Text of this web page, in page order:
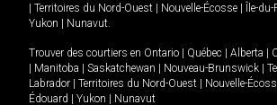
Territoires du Nord-Ouest Nouvelle-Écosse Île-
Yukon
Nunavut.
Trouver des courtiers en Ontario Québec Alberta
Manitoba Saskatchewan Nouveau-Brunswick
Labrador
Territoires du Nord-Ouest Nouvelle-
Édouard
Yukon Nunavut